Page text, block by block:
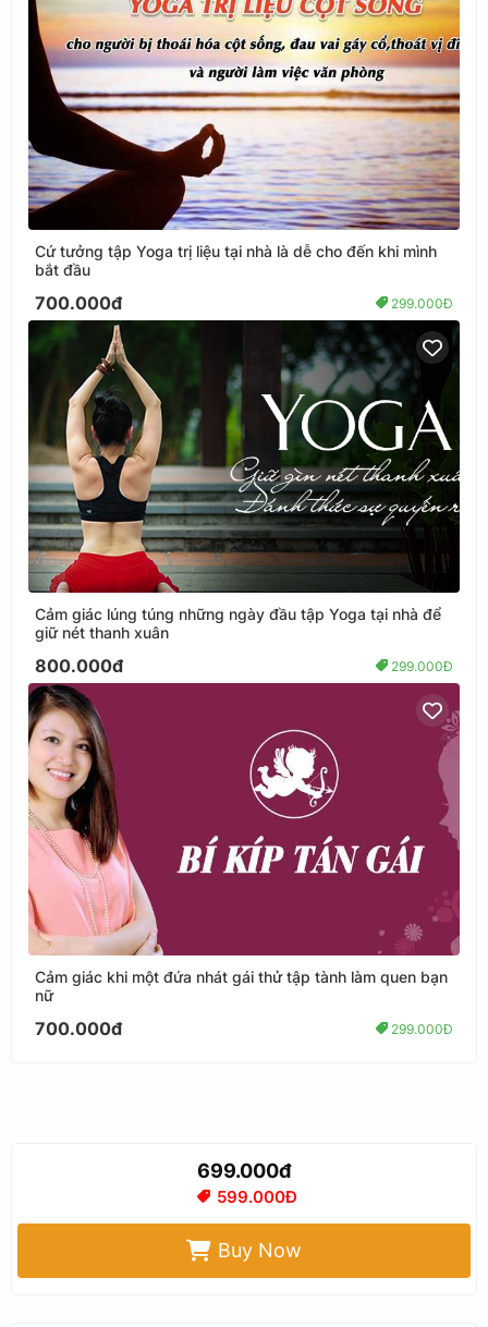
Cứ tưởng tập Yoga trị liệu tại nhà là dễ cho đến khi mình
bắt đầu
700.000đ 299.000Đ
Cảm giác lúng túng những ngày đầu tập Yoga tại nhà để
giữ nét thanh xuân
800.000đ 299.000Đ
Cảm giác khi một đứa nhát gái thử tập tành làm quen bạn
nữ
700.000đ 299.000Đ
699.000đ
599.000Đ
Buy Now